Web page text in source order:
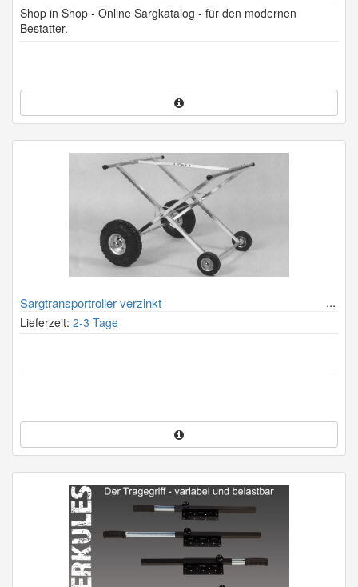
Shop in Shop - Online Sargkatalog - für den modernen
Bestatter.
Sargtransportroller verzinkt
Lieferzeit: 2-3 Tage